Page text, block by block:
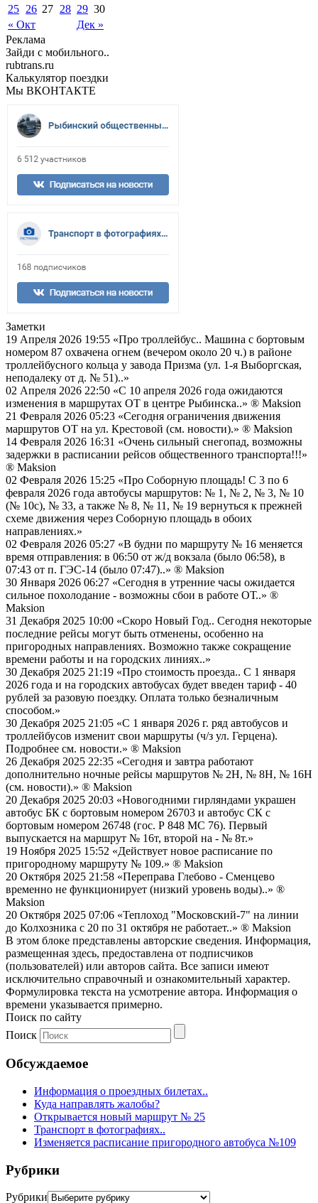
« Окт Дек »
25 26 27 28 29 30
Реклама
Зайди с мобильного..
rubtrans.ru
Калькулятор поездки
Мы ВКОНТАКТЕ
Заметки
19 Апреля 2026 19:55 «Про троллейбус.. Машина с бортовым
номером 87 охвачена огнем (вечером около 20 ч.) в районе
троллейбусного кольца у завода Призма (ул. 1-я Выборгская,
неподалеку от д. № 51)..»
02 Апреля 2026 22:50 «С 10 апреля 2026 года ожидаются
изменения в маршрутах ОТ в центре Рыбинска..» ® Maksion
21 Февраля 2026 05:23 «Сегодня ограничения движения
маршрутов ОТ на ул. Крестовой (см. новости).» ® Maksion
14 Февраля 2026 16:31 «Очень сильный снегопад, возможны
задержки в расписании рейсов общественного транспорта!!!»
® Maksion
02 Февраля 2026 15:25 «Про Соборную площадь! С 3 по 6
февраля 2026 года автобусы маршрутов: № 1, № 2, № 3, № 10
(№ 10с), № 33, а также № 8, № 11, № 19 вернуться к прежней
схеме движения через Соборную площадь в обоих
направлениях.»
02 Февраля 2026 05:27 «В будни по маршруту № 16 меняется
время отправления: в 06:50 от ж/д вокзала (было 06:58), в
07:43 от п. ГЭС-14 (было 07:47)..» ® Maksion
30 Января 2026 06:27 «Сегодня в утренние часы ожидается
сильное похолодание - возможны сбои в работе ОТ..» ®
Maksion
31 Декабря 2025 10:00 «Скоро Новый Год.. Сегодня некоторые
последние рейсы могут быть отменены, особенно на
пригородных направлениях. Возможно также сокращение
времени работы и на городских линиях..»
30 Декабря 2025 21:19 «Про стоимость проезда.. С 1 января
2026 года и на городских автобусах будет введен тариф - 40
рублей за разовую поездку. Оплата только безналичным
способом.»
30 Декабря 2025 21:05 «С 1 января 2026 г. ряд автобусов и
троллейбусов изменит свои маршруты (ч/з ул. Герцена).
Подробнее см. новости.» ® Maksion
26 Декабря 2025 22:35 «Сегодня и завтра работают
дополнительно ночные рейсы маршрутов № 2Н, № 8Н, № 16Н
(см. новости).» ® Maksion
20 Декабря 2025 20:03 «Новогодними гирляндами украшен
автобус БК с бортовым номером 26703 и автобус СК с
бортовым номером 26748 (гос. Р 848 МС 76). Первый
выпускается на маршрут № 16т, второй на - № 8т.»
19 Ноября 2025 15:52 «Действует новое расписание по
пригородному маршруту № 109.» ® Maksion
20 Октября 2025 21:58 «Переправа Глебово - Сменцево
временно не функционирует (низкий уровень воды)..» ®
Maksion
20 Октября 2025 07:06 «Теплоход "Московский-7" на линии
до Колхозника с 20 по 31 октября не работает..» ® Maksion
В этом блоке представлены авторские сведения. Информация,
размещенная здесь, предоставлена от подписчиков
(пользователей) или авторов сайта. Все записи имеют
исключительно справочный и ознакомительный характер.
Формулировка текста на усмотрение автора. Информация о
времени указывается примерно.
Поиск по сайту
Поиск
Обсуждаемое
Информация о проездных билетах..
Куда направлять жалобы?
Открывается новый маршрут № 25
Транспорт в фотографиях..
Изменяется расписание пригородного автобуса №109
Рубрики
Рубрики